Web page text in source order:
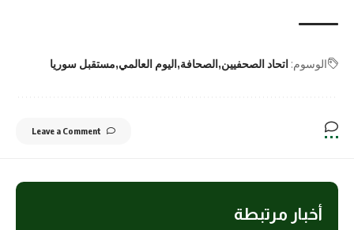
الوسوم: اتحاد الصحفيين الصحافة اليوم العالمي مستقبل سوريا
Leave a Comment
أخبار مرتبطة